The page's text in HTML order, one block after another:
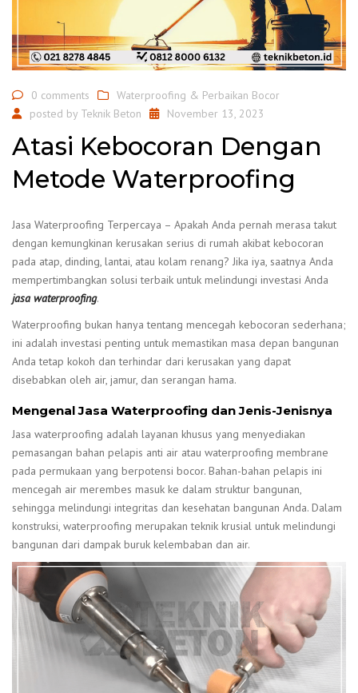
0 comments
Waterproofing & Perbaikan Bocor
posted by Teknik Beton November 13, 2023
Atasi Kebocoran Dengan
Metode Waterproofing
Jasa Waterproofing Terpercaya – Apakah Anda pernah merasa takut
dengan kemungkinan kerusakan serius di rumah akibat kebocoran
pada atap, dinding, lantai, atau kolam renang? Jika iya, saatnya Anda
mempertimbangkan solusi terbaik untuk melindungi investasi Anda
jasa waterproofing.
Waterproofing bukan hanya tentang mencegah kebocoran sederhana;
ini adalah investasi penting untuk memastikan masa depan bangunan
Anda tetap kokoh dan terhindar dari kerusakan yang dapat
disebabkan oleh air, jamur, dan serangan hama.
Mengenal Jasa Waterproofing dan Jenis-Jenisnya
Jasa waterproofing adalah layanan khusus yang menyediakan
pemasangan bahan pelapis anti air atau waterproofing membrane
pada permukaan yang berpotensi bocor. Bahan-bahan pelapis ini
mencegah air merembes masuk ke dalam struktur bangunan,
sehingga melindungi integritas dan kesehatan bangunan Anda. Dalam
konstruksi, waterproofing merupakan teknik krusial untuk melindungi
bangunan dari dampak buruk kelembaban dan air.